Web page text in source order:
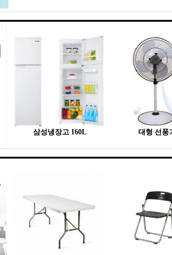
삼성냉장고 160L 대형 선풍